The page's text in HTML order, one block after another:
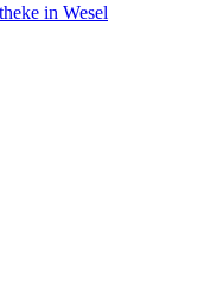
in Wesel